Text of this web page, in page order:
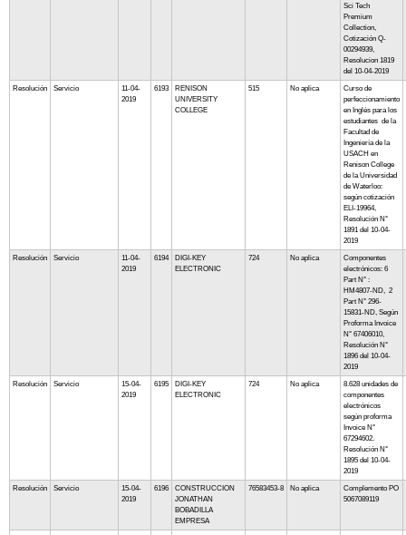
Sci Tech
Premium
Collection,
Cotización Q-
00294939,
Resolucion 1819
del 10-04-2019
Resolución Servicio
11-04-
2019
6193
RENISON
UNIVERSITY
COLLEGE
515 No aplica
Curso de
perfeccionamiento
en Inglés para los
estudiantes de la
Facultad de
Ingeniería de la
USACH en
Renison College
de la Universidad
de Waterloo:
según cotización
ELI-19964,
Resolución N°
1891 del 10-04-
2019
Resolución Servicio
11-04-
2019
6194
DIGI-KEY
ELECTRONIC
724 No aplica
Componentes
electrónicos: 6
Part N° :
HM4807-ND, 2
Part N° 296-
15831-ND, Según
Proforma Invoice
N° 67406010,
Resolución N°
1896 del 10-04-
2019
Resolución Servicio
15-04-
2019
6195
DIGI-KEY
ELECTRONIC
724 No aplica
8.628 unidades de
componentes
electrónicos
según proforma
Invoice N°
67294602.
Resolución N°
1895 del 10-04-
2019
Resolución Servicio
15-04-
2019
6196
CONSTRUCCION
JONATHAN
BOBADILLA
EMPRESA
76583453-8 No aplica
Complemento PO
5067089119